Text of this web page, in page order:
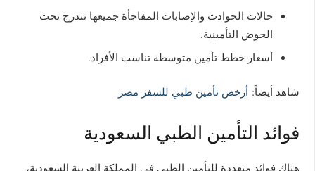
حالات الحوادث والإصابات المفاجأة جميعها تندرج تحت
الحوض التأمينية.
أسعار خطط تأمين متوسطة تناسب الأفراد.
شاهد أيضاً:أرخص تأمين طبي للسفر مصر
فوائد التأمين الطبي السعودية
هناك فوائد متعددة للتأمين الطبي في المملكة العربية السعودية،